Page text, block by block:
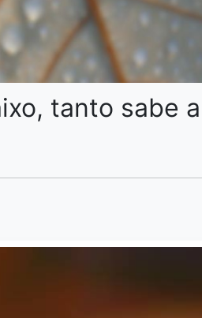
tanto sabe